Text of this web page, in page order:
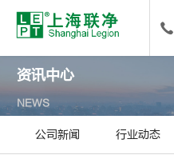
资讯中心
NEWS
公司新闻 行业动态